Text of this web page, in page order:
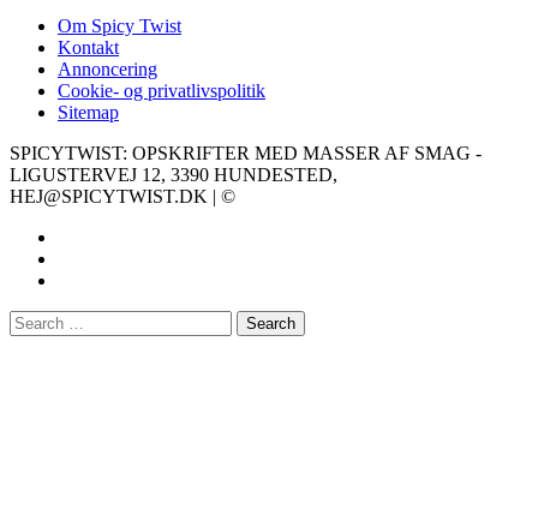
Om Spicy Twist
Kontakt
Annoncering
Cookie- og privatlivspolitik
Sitemap
SPICYTWIST: OPSKRIFTER MED MASSER AF SMAG -
LIGUSTERVEJ 12, 3390 HUNDESTED,
HEJ@SPICYTWIST.DK | ©